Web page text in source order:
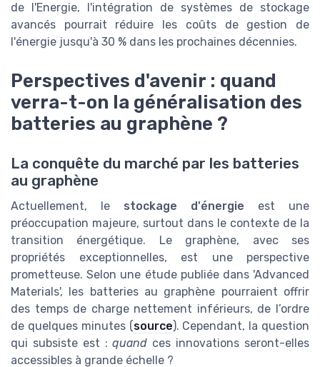
de l'Energie, l'intégration de systèmes de stockage
avancés pourrait réduire les coûts de gestion de
l'énergie jusqu'à 30 % dans les prochaines décennies.
Perspectives d'avenir : quand
verra-t-on la généralisation des
batteries au graphène ?
La conquête du marché par les batteries
au graphène
Actuellement, le stockage d'énergie est une
préoccupation majeure, surtout dans le contexte de la
transition énergétique. Le graphène, avec ses
propriétés exceptionnelles, est une perspective
prometteuse. Selon une étude publiée dans 'Advanced
Materials', les batteries au graphène pourraient offrir
des temps de charge nettement inférieurs, de l’ordre
de quelques minutes (source). Cependant, la question
qui subsiste est :quand ces innovations seront-elles
accessibles à grande échelle ?